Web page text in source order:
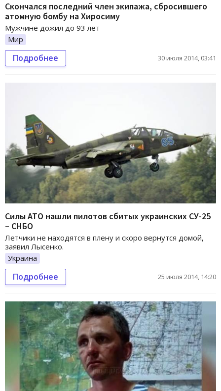
Скончался последний член экипажа, сбросившего
атомную бомбу на Хиросиму
Мужчине дожил до 93 лет
Мир
Подробнее 30 июля 2014, 03:41
Силы АТО нашли пилотов сбитых украинских СУ-25
– СНБО
Летчики не находятся в плену и скоро вернутся домой,
заявил Лысенко.
Украина
Подробнее 25 июля 2014, 14:20